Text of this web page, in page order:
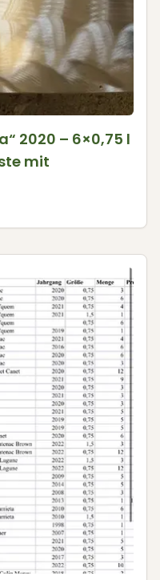
2020 – 6×0,75 l
mit